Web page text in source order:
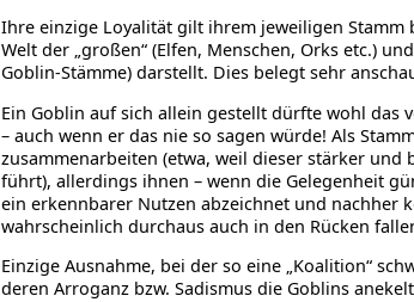
Ihre einzige Loyalität gilt ihrem jeweiligen
Welt der „großen“ (Elfen, Menschen, Orks etc.)
Goblin-Stämme) darstellt. Dies belegt sehr
Ein Goblin auf sich allein ge­stellt dürfte wohl das
– auch wenn er das nie so sagen würde! Als
zusammenarbeiten (etwa, weil dieser stärker
führt), allerdings ihnen – wenn die Gelegenheit
ein erkennbarer Nutzen abzeichnet und nachher
wahrscheinlich durchaus auch in den Rücken
Einzige Ausnahme, bei der so eine „Koalition“
deren Arroganz bzw. Sadismus die Goblins